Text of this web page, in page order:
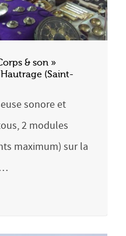
& son »
(Saint-
sonore et
2 modules
maximum) sur la